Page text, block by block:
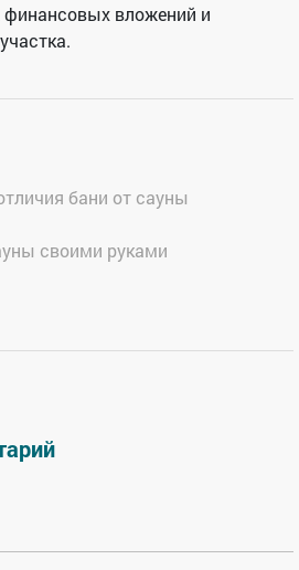
вложений и
бани от сауны
своими руками